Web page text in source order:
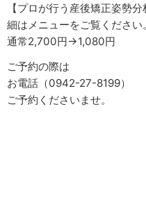
【プロが行う産後矯正姿勢
細はメニューをご覧ください。
通常2,700円→1,080円
ご予約の際は
お電話（0942-27-8199）
ご予約くださいませ。